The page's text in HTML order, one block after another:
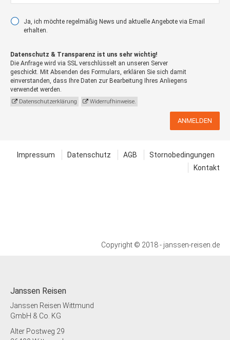
Adresse: 49809 Lingen, Rheiner Strasse
Löningen, Lindenallee
Zustieg / Haltestelle
Meppen, Bahnhof, Adresse: 49716
Nordhorn, Bahnhof, Adresse: 48529
Wallenhorst, Borsigstrasse 1
Rathausstrasse
Zustieg / Haltestelle
Rastede, Bahnhof, Adresse: 26180
Rastede, Ladestrasse
Ja, ich möchte regelmäßig News und aktuelle Angebote via Email
erhalten.
Datenschutz & Transparenz ist uns sehr wichtig!
Die Anfrage wird via SSL verschlüsselt an unseren Server
geschickt. Mit Absenden des Formulars, erklären Sie sich damit
einverstanden, dass Ihre Daten zur Bearbeitung Ihres Anliegens
verwendet werden.
Datenschutzerklärung Widerrufhinweise.
ANMELDEN
Impressum Datenschutz AGB
Stornobedingungen
Kontakt
Copyright © 2018 - janssen-reisen.de
Janssen Reisen
Janssen Reisen Wittmund
GmbH & Co. KG
Alter Postweg 29